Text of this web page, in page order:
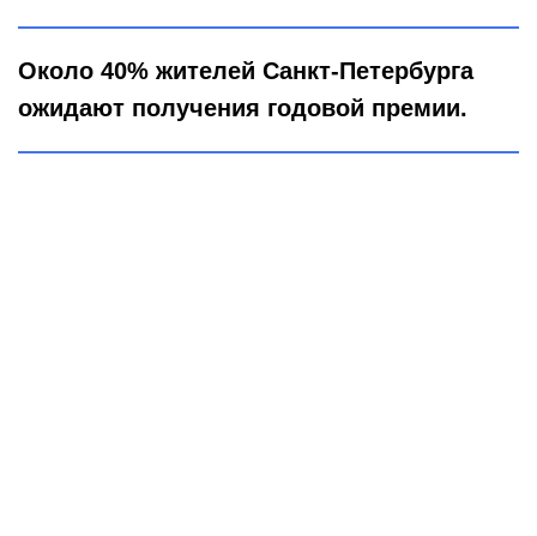
Около 40% жителей Санкт-Петербурга
ожидают получения годовой премии.